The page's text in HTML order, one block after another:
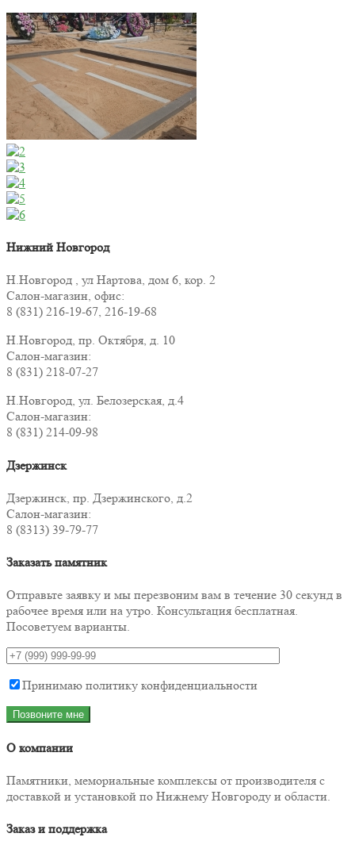
Нижний Новгород
Н.Новгород , ул Нартова, дом 6, кор. 2
Салон-магазин, офис:
8 (831) 216-19-67, 216-19-68
Н.Новгород, пр. Октября, д. 10
Салон-магазин:
8 (831) 218-07-27
Н.Новгород, ул. Белозерская, д.4
Салон-магазин:
8 (831) 214-09-98
Дзержинск
Дзержинск, пр. Дзержинского, д.2
Салон-магазин:
8 (8313) 39-79-77
Заказать памятник
Отправьте заявку и мы перезвоним вам в течение 30 секунд в
рабочее время или на утро. Консультация бесплатная.
Посоветуем варианты.
Принимаю политику конфиденциальности
О компании
Памятники, мемориальные комплексы от производителя с
доставкой и установкой по Нижнему Новгороду и области.
Заказ и поддержка